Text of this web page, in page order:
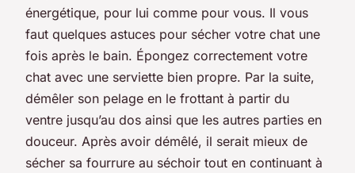
énergétique, pour lui comme pour vous. Il vous
faut quelques astuces pour sécher votre chat une
fois après le bain. Épongez correctement votre
chat avec une serviette bien propre. Par la suite,
démêler son pelage en le frottant à partir du
ventre jusqu’au dos ainsi que les autres parties en
douceur. Après avoir démêlé, il serait mieux de
sécher sa fourrure au séchoir tout en continuant à